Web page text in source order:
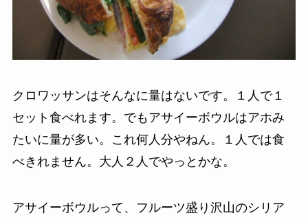
クロワッサンはそんなに量はないです。１人で１
セット食べれます。でもアサイーボウルはアホみ
たいに量が多い。これ何人分やねん。１人では食
べきれません。大人２人でやっとかな。
アサイーボウルって、フルーツ盛り沢山のシリア